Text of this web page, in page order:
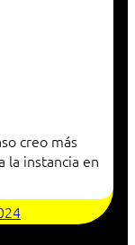
creo más
la instancia en